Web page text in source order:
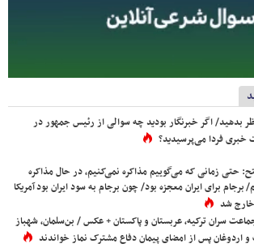
بدهید/ اگر خبرنگار بودید چه سوالی از رئیس جمهور در
فردا می‌پرسیدید؟
حتی زمانی که می‌گوییم مذاکره نمی‌کنیم، در حال مذاکره
برجام برای ایران معجزه بود/ چون برجام به سود ایران بود آمریکا
شد
سران ترکیه، عربستان و پاکستان + عکس / بن‌سلمان، شهباز
اردوغان پس از امضای پیمان دفاع مشترک نماز خواندند